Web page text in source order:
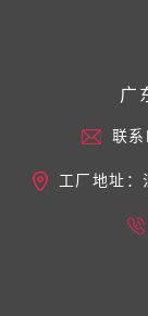
广
联
工厂地址：